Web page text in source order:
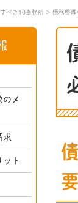
べき10事務所 債務整理
のメ
求
ット